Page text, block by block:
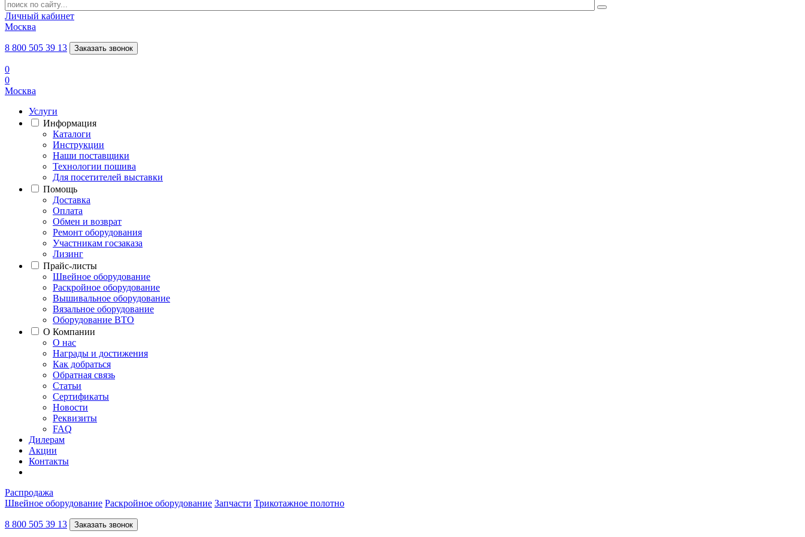
Личный кабинет
Москва
8 800 505 39 13 Заказать звонок
0
0
Москва
Услуги
Информация
Каталоги
Инструкции
Наши поставщики
Технологии пошива
Для посетителей выставки
Помощь
Доставка
Оплата
Обмен и возврат
Ремонт оборудования
Участникам госзаказа
Лизинг
Прайс-листы
Швейное оборудование
Раскройное оборудование
Вышивальное оборудование
Вязальное оборудование
Оборудование ВТО
О Компании
О нас
Награды и достижения
Как добраться
Обратная связь
Статьи
Сертификаты
Новости
Реквизиты
FAQ
Дилерам
Акции
Контакты
Распродажа
Швейное оборудование Раскройное оборудование Запчасти Трикотажное полотно
8 800 505 39 13 Заказать звонок